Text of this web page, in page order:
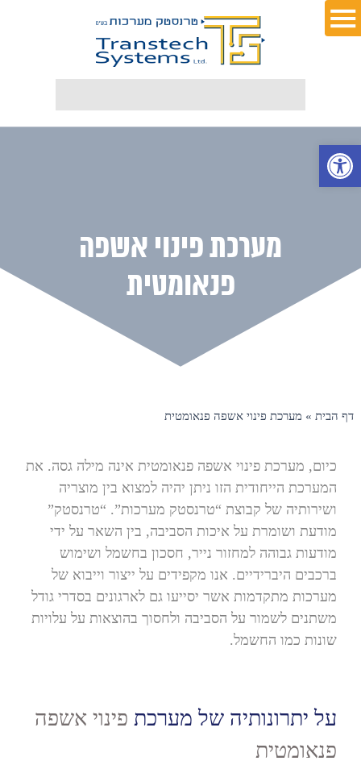
פתח סרגל נגישות
מערכת פינוי אשפה
פנאומטית
דף הבית » מערכת פינוי אשפה פנאומטית
כיום, מערכת פינוי אשפה פנאומטית אינה מילה גסה. את
המערכת הייחודית הזו ניתן יהיה למצוא בין מוצריה
ושירותיה של קבוצת “טרנסטק מערכות”. “טרנסטק”
מודעת ושומרת על איכות הסביבה, בין השאר על ידי
מודעות גבוהה למחזור נייר, חסכון בחשמל ושימוש
ברכבים היברידיים. אנו מקפידים על ייצור וייבוא של
מערכות מתקדמות אשר יסייעו גם לארגונים בסדרי גודל
משתנים לשמור על הסביבה ולחסוך בהוצאות על עלויות
שונות כמו החשמל.
על יתרונותיה של מערכת פינוי אשפה
פנאומטית